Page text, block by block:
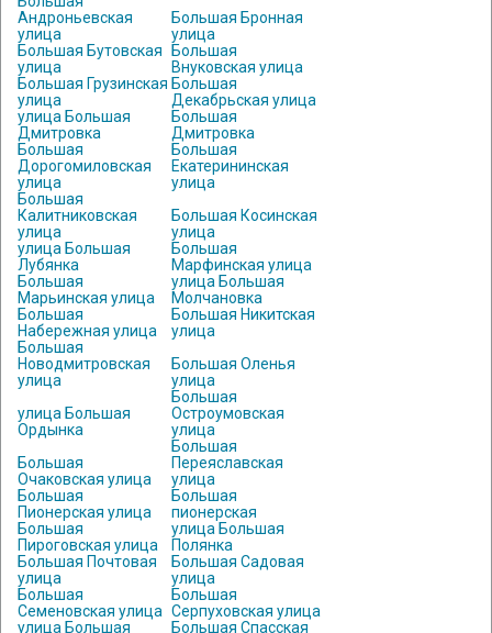
Андроньевская
улица
Большая Бронная
улица
Большая Бутовская
улица
Большая
Внуковская улица
Большая Грузинская
улица
Большая
Декабрьская улица
улица Большая
Дмитровка
Большая
Дмитровка
Большая
Дорогомиловская
улица
Большая
Екатерининская
улица
Большая
Калитниковская
улица
Большая Косинская
улица
улица Большая
Лубянка
Большая
Марфинская улица
Большая
Марьинская улица
улица Большая
Молчановка
Большая
Набережная улица
Большая Никитская
улица
Большая
Новодмитровская
улица
Большая Оленья
улица
улица Большая
Ордынка
Большая
Остроумовская
улица
Большая
Очаковская улица
Большая
Переяславская
улица
Большая
Пионерская улица
Большая
пионерская
Большая
Пироговская улица
улица Большая
Полянка
Большая Почтовая
улица
Большая Садовая
улица
Большая
Семеновская улица
Большая
Серпуховская улица
улица Большая
Большая Спасская